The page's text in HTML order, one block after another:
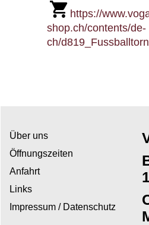
https://
shop.ch/contents/de-
ch/
Über uns
Öffnungszeiten
Anfahrt
Links
Impressum / Datenschutz